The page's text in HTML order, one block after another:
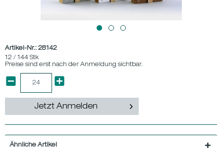
Artikel-Nr.: 28142
12 / 144 Stk
Preise sind erst nach der Anmeldung sichtbar.
Jetzt Anmelden
Ähnliche Artikel